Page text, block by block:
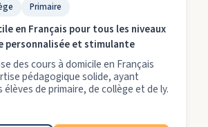
Primaire
en Français pour tous les niveaux
personnalisée et stimulante
des cours à domicile en Français
pédagogique solide, ayant
élèves de primaire, de collège et de ly.